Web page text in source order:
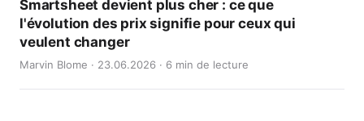
Smartsheet devient plus cher : ce que
l'évolution des prix signifie pour ceux qui
veulent changer
Marvin Blome · 23.06.2026 · 6 min de lecture